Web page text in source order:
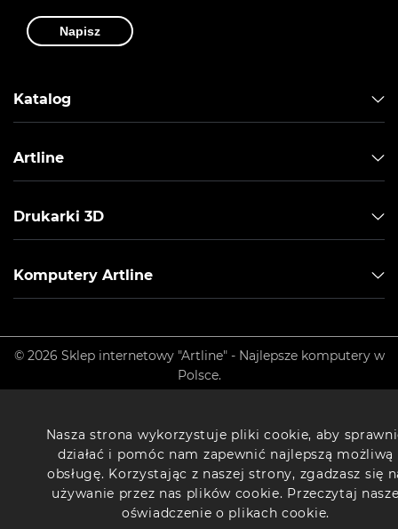
Napisz
Katalog
Artline
Drukarki 3D
Komputery Artline
© 2026 Sklep internetowy "Artline" - Najlepsze komputery w
Polsce.
Nasza strona wykorzystuje pliki cookie, aby
działać i pomóc nam zapewnić najlepszą możliwą
obsługę. Korzystając z naszej strony, zgadzasz się
używanie przez nas plików cookie. Przeczytaj
oświadczenie o plikach cookie.